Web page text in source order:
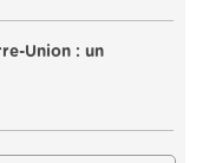
Union : un